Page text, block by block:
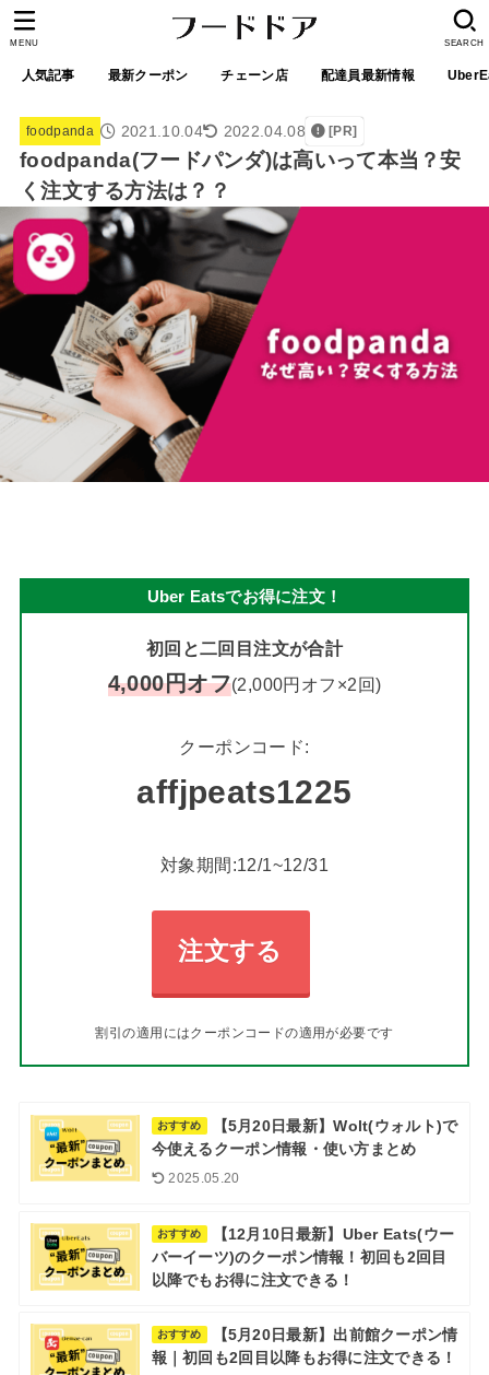
人気記事 最新クーポン チェーン店 配達員最新情報
SEARCH
MENU
foodpanda 2021.10.04 2022.04.08 [PR]
foodpanda(フードパンダ)は高いって本当？安
く注文する方法は？？
Uber Eatsでお得に注文！
初回と二回目注文が合計
4,000円オフ(2,000円オフ×2回)
クーポンコード:
affjpeats1225
対象期間:12/1~12/31
注文する
割引の適用にはクーポンコードの適用が必要です
おすすめ
【5月20日最新】Wolt(ウォルト)で
今使えるクーポン情報・使い方まとめ
2025.05.20
おすすめ
【12月10日最新】Uber Eats(ウー
バーイーツ)のクーポン情報！初回も2回目
以降でもお得に注文できる！
おすすめ
【5月20日最新】出前館クーポン情
報｜初回も2回目以降もお得に注文できる！